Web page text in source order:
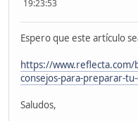
19:23:53
Espero que este artículo
https://
consejos-para-preparar-
Saludos,